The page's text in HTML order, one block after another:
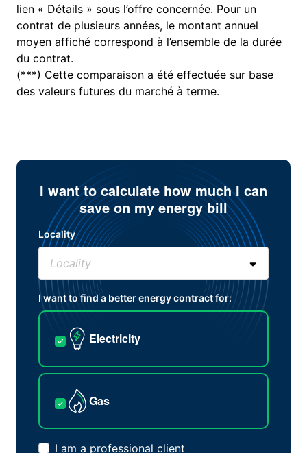
lien « Détails » sous l’offre concernée. Pour un
contrat de plusieurs années, le montant annuel
moyen affiché correspond à l’ensemble de la durée
du contrat.
(***) Cette comparaison a été effectuée sur base
des valeurs futures du marché à terme.
I want to calculate how much I can
save on my energy bill
Locality
I want to find a better energy contract for:
Electricity
Gas
I am a professional client